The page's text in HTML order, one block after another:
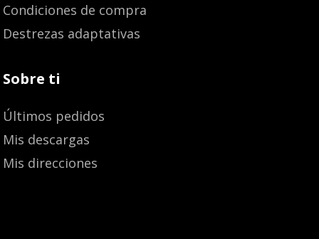
Condiciones de compra
Destrezas adaptativas
Sobre ti
Últimos pedidos
Mis descargas
Mis direcciones